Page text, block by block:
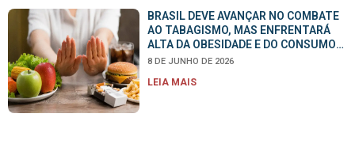
BRASIL DEVE AVANÇAR NO COMBATE
AO TABAGISMO, MAS ENFRENTARÁ
ALTA DA OBESIDADE E DO CONSUMO
DE ÁLCOOL ATÉ 2030
8 DE JUNHO DE 2026
LEIA MAIS